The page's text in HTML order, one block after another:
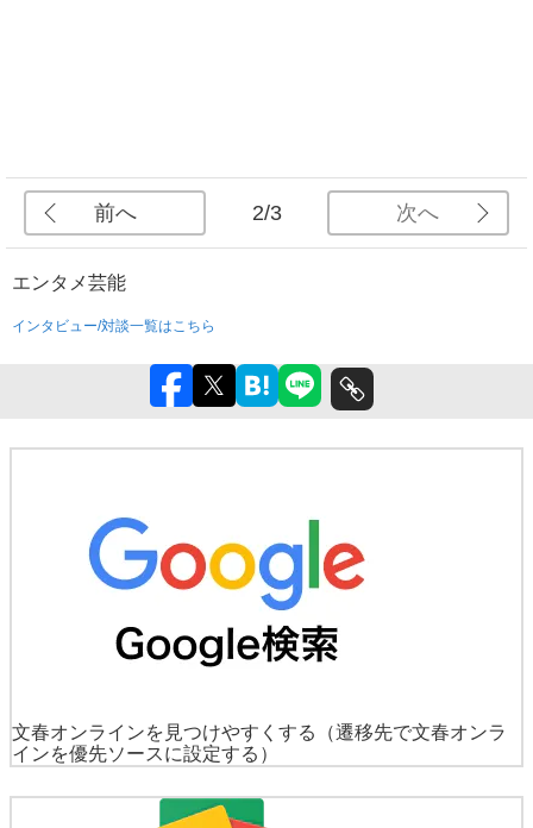
前へ 2/3 次へ
エンタメ芸能
インタビュー/対談一覧はこちら
文春オンラインを見つけやすくする
（遷移先で文春オンラ
インを優先ソースに設定する）